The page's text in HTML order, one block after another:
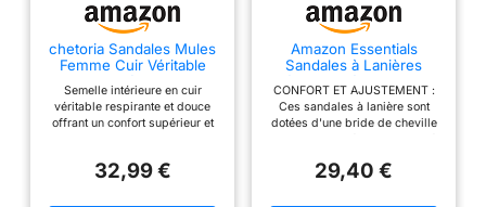
chetoria Sandales Mules
Femme Cuir Véritable
Brun 39
Semelle intérieure en cuir
véritable respirante et douce
offrant un confort supérieur et
Design élégant avec une
32,99 €
Amazon Essentials
Sandales à Lanières
Havane, 39.5 EU
CONFORT ET AJUSTEMENT :
Ces sandales à lanière sont
dotées d'une bride de cheville
rembourrée en mousse de latex
29,40 €